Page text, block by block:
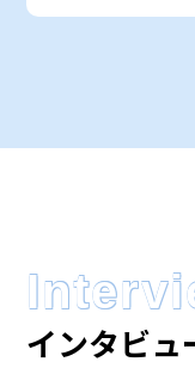
インタビュ